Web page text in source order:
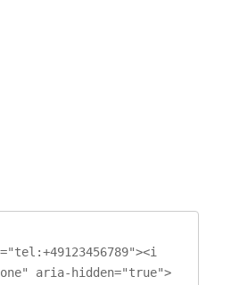
aria-hidden="true">